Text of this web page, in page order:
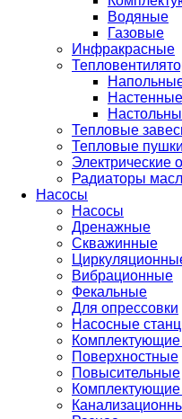
Водяные
Газовые
Инфракрасные
Настенные
Тепловые
Тепловые пушки
Электрические
Радиаторы
Насосы
Насосы
Дренажные
Скважинные
Вибрационные
Фекальные
Для опрессовки
Насосные
Комплектующие
Поверхностные
Повысительные